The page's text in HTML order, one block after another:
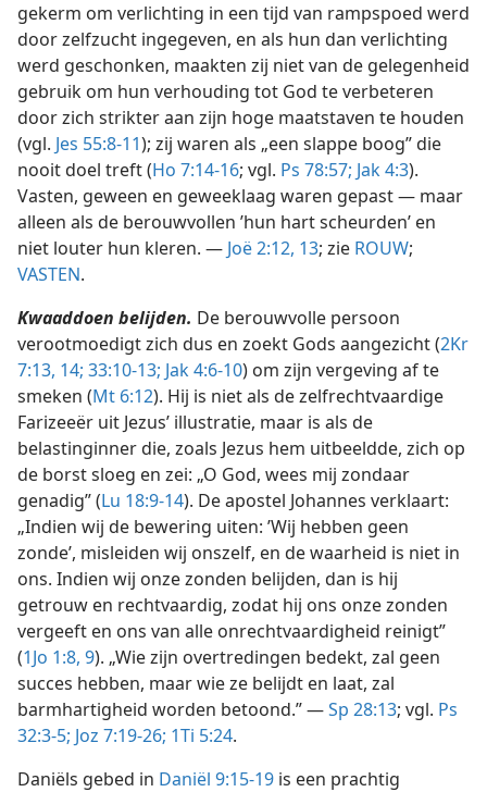
gekerm om verlichting in een tijd van rampspoed werd
door zelfzucht ingegeven, en als hun dan verlichting
werd geschonken, maakten zij niet van de gelegenheid
gebruik om hun verhouding tot God te verbeteren
door zich strikter aan zijn hoge maatstaven te houden
(vgl. Jes 55:8-11); zij waren als „een slappe boog” die
nooit doel treft (Ho 7:14-16; vgl. Ps 78:57; Jak 4:3).
Vasten, geween en geweeklaag waren gepast — maar
alleen als de berouwvollen ’hun hart scheurden’ en
niet louter hun kleren. — Joë 2:12, 13; zie ROUW;
VASTEN.
Kwaaddoen belijden. De berouwvolle persoon
verootmoedigt zich dus en zoekt Gods aangezicht (2Kr
7:13, 14; 33:10-13; Jak 4:6-10) om zijn vergeving af te
smeken (Mt 6:12). Hij is niet als de zelfrechtvaardige
Farizeeër uit Jezus’ illustratie, maar is als de
belastinginner die, zoals Jezus hem uitbeeldde, zich op
de borst sloeg en zei: „O God, wees mij zondaar
genadig” (Lu 18:9-14). De apostel Johannes verklaart:
„Indien wij de bewering uiten: ’Wij hebben geen
zonde’, misleiden wij onszelf, en de waarheid is niet in
ons. Indien wij onze zonden belijden, dan is hij
getrouw en rechtvaardig, zodat hij ons onze zonden
vergeeft en ons van alle onrechtvaardigheid reinigt”
(1Jo 1:8, 9). „Wie zijn overtredingen bedekt, zal geen
succes hebben, maar wie ze belijdt en laat, zal
barmhartigheid worden betoond.” —Sp 28:13; vgl. Ps
32:3-5; Joz 7:19-26; 1Ti 5:24.
Daniëls gebed in Daniël 9:15-19 is een prachtig